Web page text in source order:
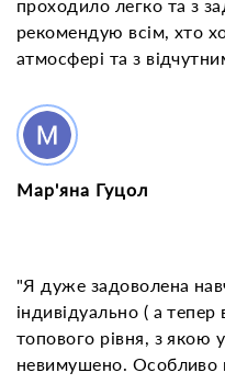
проходило легко та з
рекомендую всім, хто
атмосфері та з
Мар'яна Гуцол
"Я дуже задоволена
індивідуально ( а
топового рівня, з якою
невимушено. Особливо